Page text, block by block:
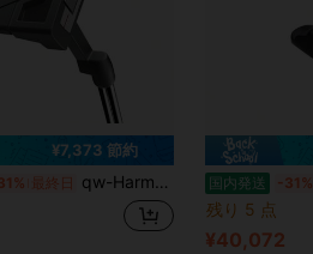
¥7,373 節約
最終日 qw-Harmonized Golf Putter 国内発送 -31%
残り 5 点
¥40,072